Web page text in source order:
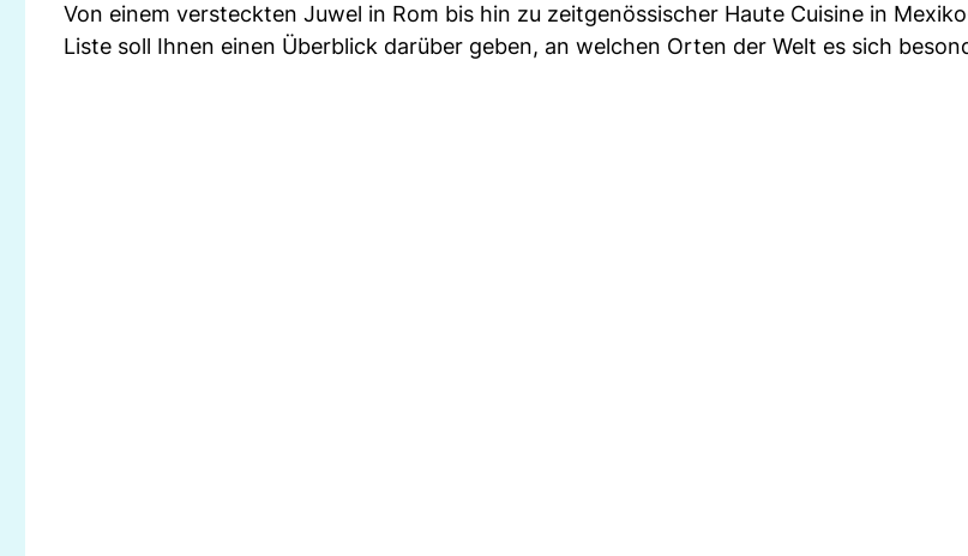
Von einem versteckten Juwel in Rom bis hin zu zeitgenössischer Haute Cuisine in
Liste soll Ihnen einen Überblick darüber geben, an welchen Orten der Welt es sich